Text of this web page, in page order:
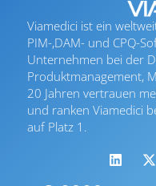
Viamedici ist ein
PIM-,DAM- und CPQ-
Unternehmen bei der
Produktmanagement,
20 Jahren vertrauen
und ranken Viamedici
auf Platz 1.